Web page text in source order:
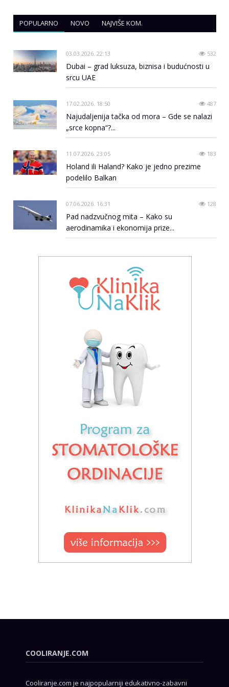
POPULARNO NOVO NAJVIŠE KOM.
03.03.2026. 22:13 532
Dubai – grad luksuza, biznisa i budućnosti u
srcu UAE
17.02.2026. 18:50 487
Najudaljenija tačka od mora – Gde se nalazi
„srce kopna“?...
11.07.2026. 23:05 183
Holand ili Haland? Kako je jedno prezime
podelilo Balkan
07.06.2026. 16:31 128
Pad nadzvučnog mita – Kako su
aerodinamika i ekonomija prize...
COOLIRANJE.COM
Cooliranje.com je najpopularniji edukativno-zabavni